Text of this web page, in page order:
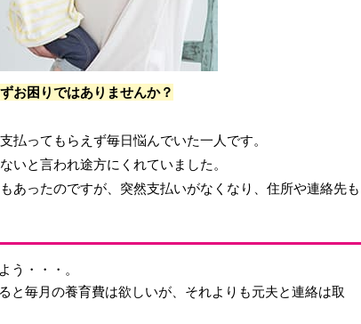
お困りではありませんか？
払ってもらえず毎日悩んでいた一人です。
いと言われ途方にくれていました。
あったのですが、突然支払いがなくなり、住所や連絡先も
う・・・。
と毎月の養育費は欲しいが、それよりも元夫と連絡は取